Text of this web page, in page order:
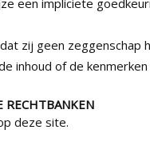
een impliciete
dat zij geen
inhoud of de
RECHTBANKEN
deze site.